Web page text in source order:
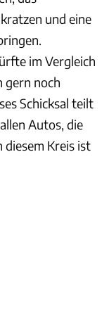
und eine
im Vergleich
gern noch
Schicksal teilt
Autos, die
diesem Kreis ist